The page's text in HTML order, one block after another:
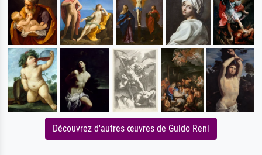
Découvrez d'autres œuvres de Guido Reni